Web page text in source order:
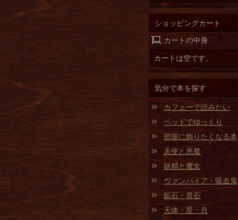
ショッピングカート
カートの中身
カートは空です。
気分で本を探す
カフェーで読みたい
ベッドでゆっくり
部屋に飾りたくなる本
天使と悪魔
妖精と魔女
ヴァンパイア・吸血鬼
鉱石・貴石
天体・星・月